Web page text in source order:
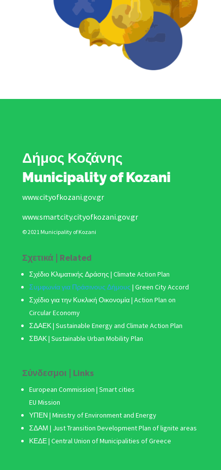
Δήμος Κοζάνης
Municipality of Kozani
www.cityofkozani.gov.gr
www.smartcity.cityofkozani.gov.gr
© 2021 Municipality of Kozani
Σχετικά | Related
Σχέδιο Κλιματικής Δράσης | Climate Action Plan
Συμφωνία για Πράσινους Δήμους | Green City Accord
Σχέδιο για την Κυκλική Οικονομία | Action Plan on
Circular Economy
ΣΔΑΕΚ | Sustainable Energy and Climate Action Plan
ΣΒΑΚ| Sustainable Urban Mobility Plan
Σύνδεσμοι | Links
European Commission | Smart cities
EU Mission
ΥΠΕΝ | Ministry of Environment and Energy
ΣΔΑΜ | Just Transition Development Plan of lignite areas
ΚΕΔΕ | Central Union of Municipalities of Greece